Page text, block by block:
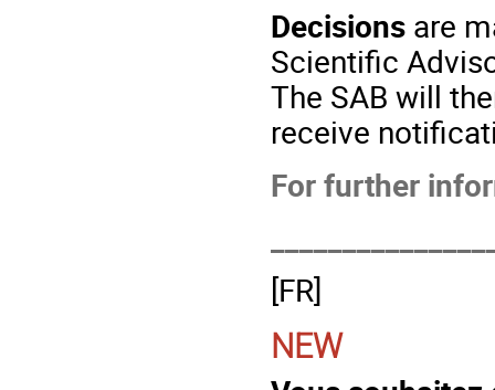
Decisions are
Scientific
The SAB will
receive
For further
[FR]
NEW